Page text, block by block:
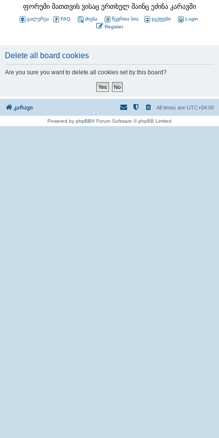
ფორუმი მათთვის ვისაც ერთხელ მაინც ეძინა კარავში
გალერეა FAQ ძიება წევრთა სია ჯგუფები
Login
Register
Delete all board cookies
Are you sure you want to delete all cookies set by this board?
კარავი All times are UTC+04:00
Powered by phpBB® Forum Software © phpBB Limited